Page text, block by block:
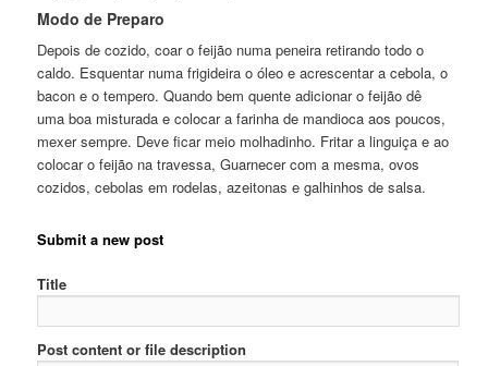
Modo de Preparo
Depois de cozido, coar o feijão numa peneira retirando todo o
caldo. Esquentar numa frigideira o óleo e acrescentar a cebola, o
bacon e o tempero. Quando bem quente adicionar o feijão dê
uma boa misturada e colocar a farinha de mandioca aos poucos,
mexer sempre. Deve ficar meio molhadinho. Fritar a linguiça e ao
colocar o feijão na travessa, Guarnecer com a mesma, ovos
cozidos, cebolas em rodelas, azeitonas e galhinhos de salsa.
Submit a new post
Title
Post content or file description